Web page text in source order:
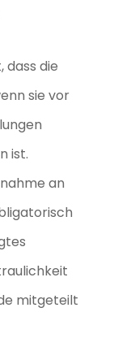
dass die
sie vor
ist.
an
mitgeteilt